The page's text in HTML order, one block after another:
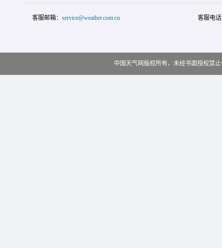
客服邮箱： service@weather.com.cn 客服电
中国天气网版权所有，未经书面授权